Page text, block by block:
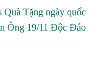
Quà Tặng ngày quốc
Ông 19/11 Độc Đáo